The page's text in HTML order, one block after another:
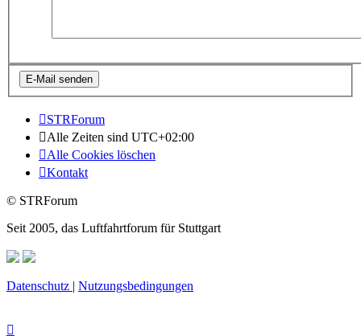
STRForum
Alle Zeiten sind UTC+02:00
Alle Cookies löschen
Kontakt
© STRForum
Seit 2005, das Luftfahrtforum für Stuttgart
Datenschutz | Nutzungsbedingungen